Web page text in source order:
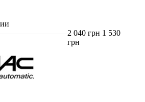
2 040 грн 1 530
грн